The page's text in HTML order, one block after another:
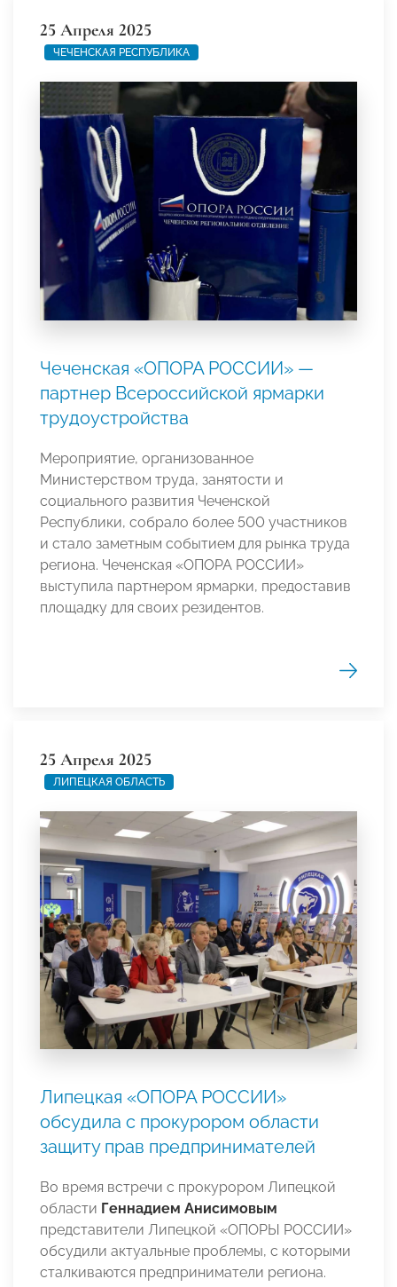
25 Апреля 2025
ЧЕЧЕНСКАЯ РЕСПУБЛИКА
Чеченская «ОПОРА РОССИИ» —
партнер Всероссийской ярмарки
трудоустройства
Мероприятие, организованное
Министерством труда, занятости и
социального развития Чеченской
Республики, собрало более 500 участников
и стало заметным событием для рынка труда
региона. Чеченская «ОПОРА РОССИИ»
выступила партнером ярмарки, предоставив
площадку для своих резидентов.
25 Апреля 2025
ЛИПЕЦКАЯ ОБЛАСТЬ
Липецкая «ОПОРА РОССИИ»
обсудила с прокурором области
защиту прав предпринимателей
Во время встречи с прокурором Липецкой
области Геннадием Анисимовым
представители Липецкой «ОПОРЫ РОССИИ»
обсудили актуальные проблемы, с которыми
сталкиваются предприниматели региона.